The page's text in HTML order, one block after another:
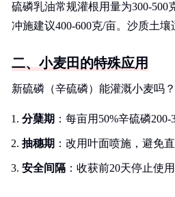
硫磷乳油常规灌根用量为300-500
冲施建议400-600克/亩。沙质土壤
二、小麦田的特殊应用
新硫磷（辛硫磷）能灌溉小麦吗
分蘖期 ：每亩用50%辛硫磷
抽穗期 ：改用叶面喷施，避免
安全间隔 ：收获前20天停止使用